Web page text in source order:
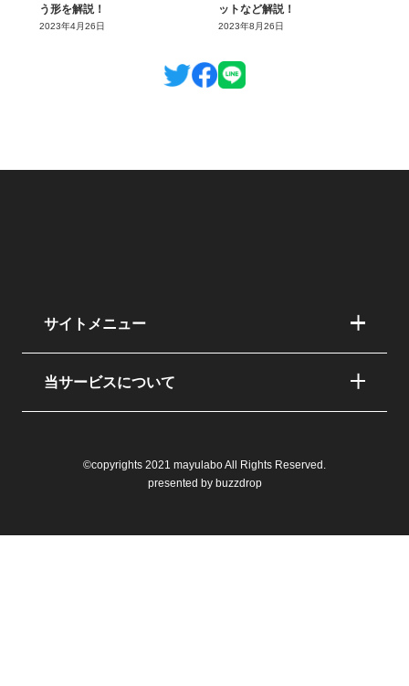
う形を解説！
2023年4月26日
ットなど解説！
2023年8月26日
サイトメニュー
当サービスについて
©copyrights 2021 mayulabo All Rights Reserved.
presented by buzzdrop